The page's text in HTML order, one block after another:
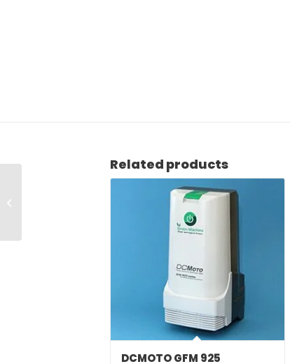
Related products
DCMOTO GFM 925